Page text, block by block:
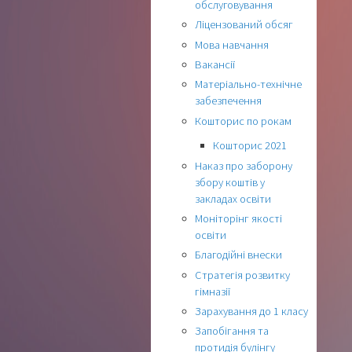
обслуговування
Ліцензований обсяг
Мова навчання
Вакансії
Матеріально-технічне
забезпечення
Кошторис по рокам
Кошторис 2021
Наказ про заборону
збору коштів у
закладах освіти
Моніторінг якості
освіти
Благодійні внески
Стратегія розвитку
гімназії
Зарахування до 1 класу
Запобігання та
протидія булінгу